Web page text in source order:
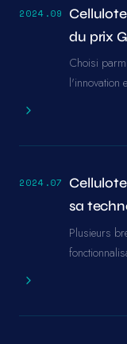
2024.09
du prix
Choisi
l'innovation
2024.07
sa
Plusieurs